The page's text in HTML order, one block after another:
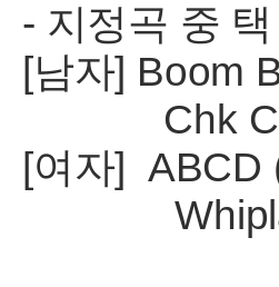
- 지정곡 중
[남자] Boom
Chk Chk
[여자] ABCD
Whiplash